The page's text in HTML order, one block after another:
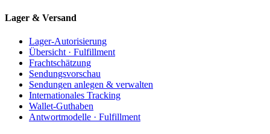
Lager & Versand
Lager-Autorisierung
Übersicht · Fulfillment
Frachtschätzung
Sendungsvorschau
Sendungen anlegen & verwalten
Internationales Tracking
Wallet-Guthaben
Antwortmodelle · Fulfillment